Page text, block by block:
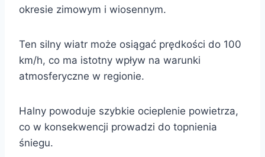
okresie zimowym i wiosennym.
Ten silny wiatr może osiągać prędkości do 100
km/h, co ma istotny wpływ na warunki
atmosferyczne w regionie.
Halny powoduje szybkie ocieplenie powietrza,
co w konsekwencji prowadzi do topnienia
śniegu.